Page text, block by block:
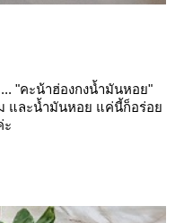
"คะน้าฮ่องกงน้ำมันหอย"
และน้ำมันหอย แค่นี้ก็อร่อ
ะ